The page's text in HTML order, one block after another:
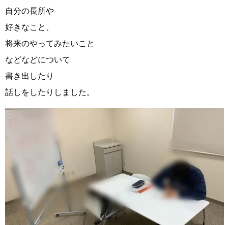
自分の長所や
好きなこと、
将来のやってみたいこと
などなどについて
書き出したり
話しをしたりしました。